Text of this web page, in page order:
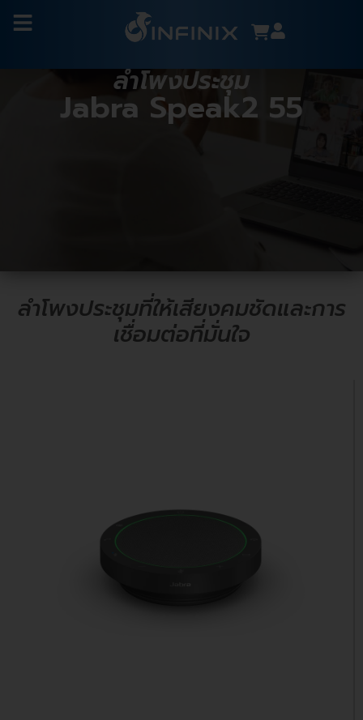
ลำโพงประชุม
Jabra Speak2 55
ลำโพงประชุมที่ให้เสียงคมชัดและการ
เชื่อมต่อที่มั่นใจ